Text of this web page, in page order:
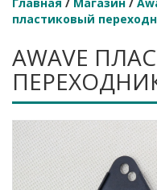
пластиковый
AWAVE